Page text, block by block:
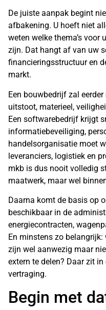
De juiste aanpak begint
afbakening. U hoeft niet
weten welke thema’s voor
zijn. Dat hangt af van uw
financieringsstructuur en
markt.
Een bouwbedrijf zal
uitstoot, materieel,
Een softwarebedrijf krijgt
informatiebeveiliging,
handelsorganisatie moet
leveranciers, logistiek en
mkb is dus nooit volledig
maatwerk, maar wel
Daarna komt de basis op
beschikbaar in de
energiecontracten,
En minstens zo
zijn wel aanwezig maar
extern te delen? Daar zit
vertraging.
Begin met